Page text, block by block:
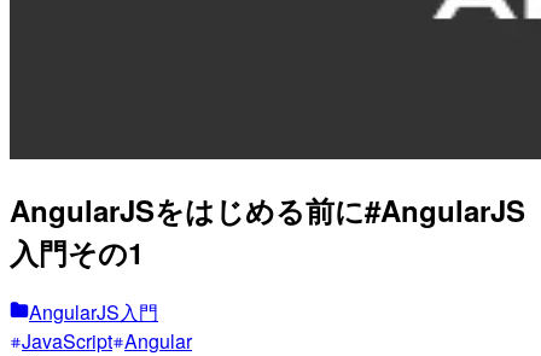
AngularJSをはじめる前に#AngularJS
入門その1
AngularJS入門
JavaScript Angular